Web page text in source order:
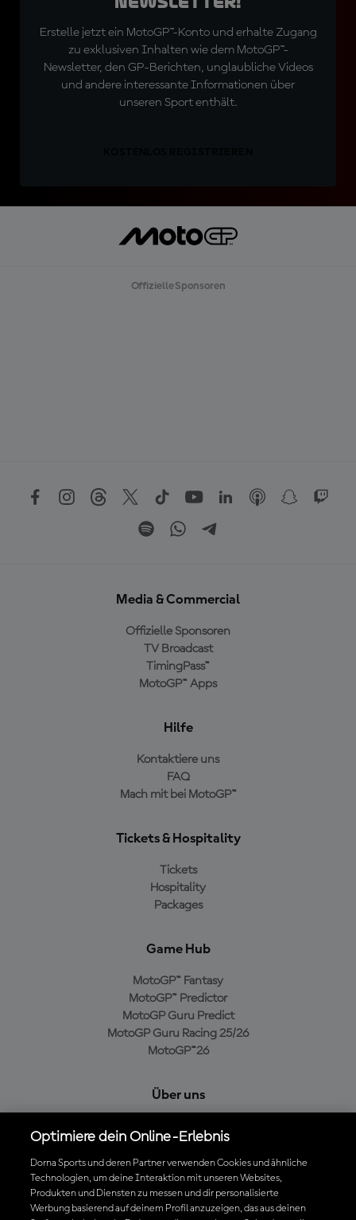
Erstelle jetzt ein MotoGP™-Konto und erhalte Zugang
zu exklusiven Inhalten wie dem MotoGP™-
Newsletter, den GP-Berichten, unglaubliche Videos
und andere interessante Informationen über
unseren Sport enthält.
Offizielle Sponsoren
Media & Commercial
Offizielle Sponsoren
TV Broadcast
TimingPass™
MotoGP™ Apps
Hilfe
Kontaktiere uns
FAQ
Mach mit bei MotoGP™
Tickets & Hospitality
Tickets
Hospitality
Packages
Game Hub
MotoGP™ Fantasy
MotoGP™ Predictor
MotoGP Guru Predict
MotoGP Guru Racing 25/26
MotoGP™26
Über uns
Cookie-Richtlinien
Geschäftsbedingungen
Datenschutzrichtlinien
Kaufrichtlinie
Optimiere dein Online-Erlebnis
Dorna Sports und deren Partner verwenden Cookies und ähnliche
Technologien, um deine Interaktion mit unseren Websites,
Produkten und Diensten zu messen und dir personalisierte
Werbung basierend auf deinem Profil anzuzeigen, das aus deinen